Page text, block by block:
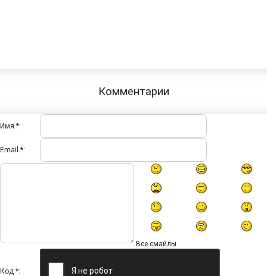
Комментарии
Имя *:
Email *:
Все смайлы
Код *: